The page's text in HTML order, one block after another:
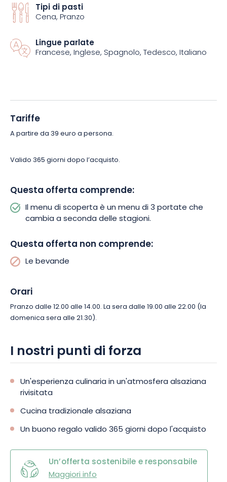
aggiuntivo.
condividere un momento di convivialità, Au Cheval Blanc è il
posto giusto per i buongustai. Prenotate il vostro tavolo e
Tipi di pasti
Cena, Pranzo
Lingue parlate
Francese, Inglese, Spagnolo, Tedesco, Italiano
Tariffe
A partire da 39 euro a persona.
Valido 365 giorni dopo l’acquisto.
Questa offerta comprende:
Il menu di scoperta è un menu di 3 portate che
cambia a seconda delle stagioni.
Questa offerta non comprende:
Le bevande
Orari
Pranzo dalle 12.00 alle 14.00. La sera dalle 19.00 alle 22.00 (la
domenica sera alle 21.30).
I nostri punti di forza
Un'esperienza culinaria in un'atmosfera alsaziana
rivisitata
Cucina tradizionale alsaziana
Un buono regalo valido 365 giorni dopo l'acquisto
Un’offerta sostenibile e responsabile
Maggiori info